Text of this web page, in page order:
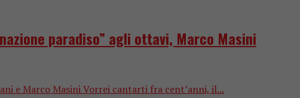
paradiso” agli ottavi, Marco Masini
e Marco Masini Vorrei cantarti fra cent’anni, il...